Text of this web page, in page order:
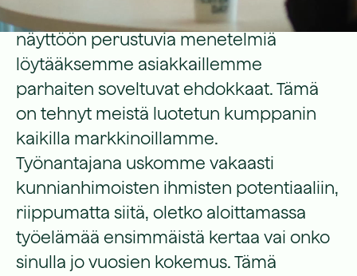
käytämme tieteellisesti vahvistettuja,
näyttöön perustuvia menetelmiä
löytääksemme asiakkaillemme
parhaiten soveltuvat ehdokkaat. Tämä
on tehnyt meistä luotetun kumppanin
kaikilla markkinoillamme.
Työnantajana uskomme vakaasti
kunnianhimoisten ihmisten potentiaaliin,
riippumatta siitä, oletko aloittamassa
työelämää ensimmäistä kertaa vai onko
sinulla jo vuosien kokemus. Tämä